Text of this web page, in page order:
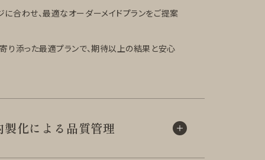
合わせ、最適なオーダーメイドプランをご提案
り添った最適プランで、期待以上の結果と安心
化による 品質管理